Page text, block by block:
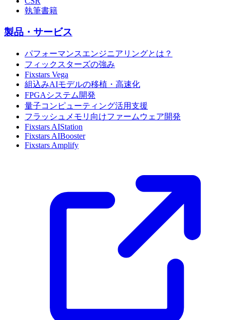
執筆書籍
製品・サービス
パフォーマンスエンジニアリングとは？
フィックスターズの強み
Fixstars Vega
組込みAIモデルの移植・高速化
FPGAシステム開発
量子コンピューティング活用支援
フラッシュメモリ向けファームウェア開発
Fixstars AIStation
Fixstars AIBooster
Fixstars Amplify